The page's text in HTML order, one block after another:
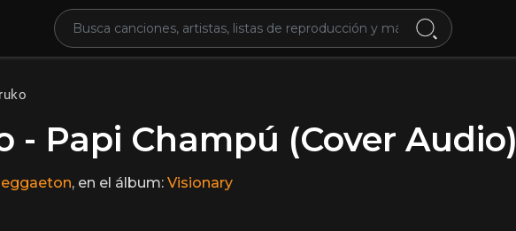
- Papi Champú (Cover Audio)
, en el álbum: Visionary